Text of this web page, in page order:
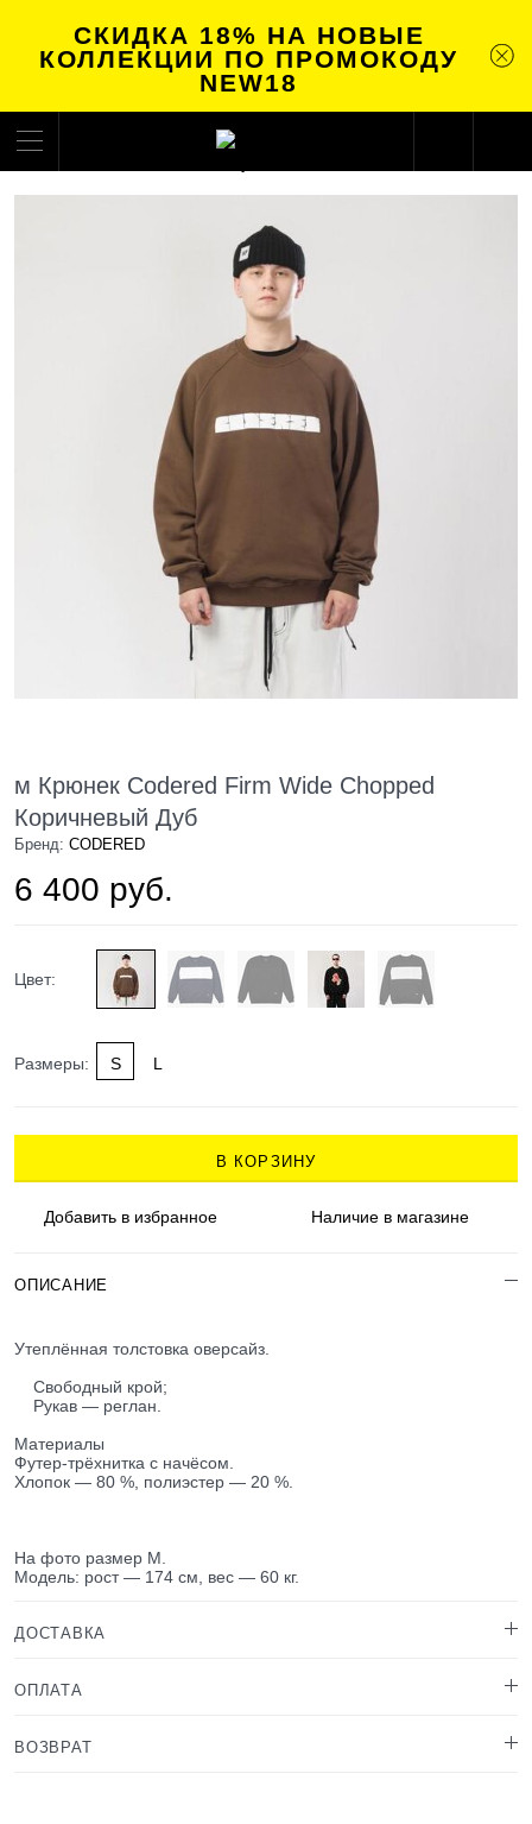
СКИДКА 18% НА НОВЫЕ
КОЛЛЕКЦИИ ПО ПРОМОКОДУ
NEW18
м Крюнек Codered Firm Wide Chopped
Коричневый Дуб
Бренд: CODERED
6 400 руб.
Цвет:
Размеры: S L
В КОРЗИНУ
Добавить в избранное Наличиев магазине
ОПИСАНИЕ
Утеплённая толстовка оверсайз.
Свободный крой;
Рукав — реглан.
Материалы
Футер-трёхнитка с начёсом.
Хлопок — 80 %, полиэстер — 20 %.
На фото размер M.
Модель: рост — 174 см, вес — 60 кг.
ДОСТАВКА
ОПЛАТА
ВОЗВРАТ